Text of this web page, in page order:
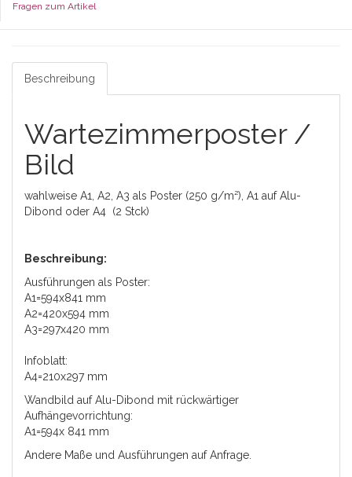
Fragen zum Artikel
Beschreibung
Wartezimmerposter /
Bild
wahlweise A1, A2, A3 als Poster (250 g/m²), A1 auf Alu-
Dibond oder A4 (2 Stck)
Beschreibung:
Ausführungen als Poster:
A1=594x841 mm
A2=420x594 mm
A3=297x420 mm
Infoblatt:
A4=210x297 mm
Wandbild auf Alu-Dibond mit rückwärtiger
Aufhängevorrichtung:
A1=594x 841 mm
Andere Maße und Ausführungen auf Anfrage.